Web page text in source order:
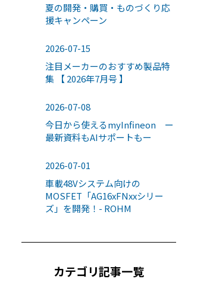
夏の開発・購買・ものづくり応
援キャンペーン
2026-07-15
注目メーカーのおすすめ製品特
集 【 2026年7月号 】
2026-07-08
今日から使えるmyInfineon ー
最新資料もAIサポートもー
2026-07-01
車載48Vシステム向けの
MOSFET「AG16xFNxxシリー
ズ」を開発！- ROHM
カテゴリ記事一覧